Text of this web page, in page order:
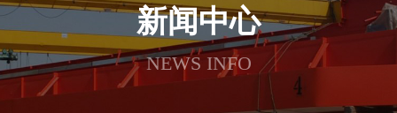
新闻中心
NEWS INFO